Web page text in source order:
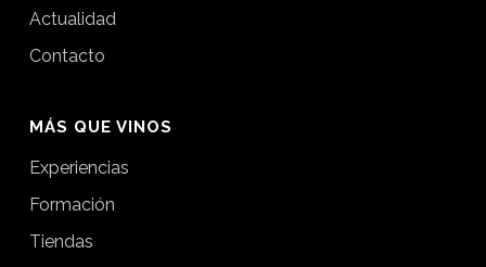
Actualidad
Contacto
MÁS QUE VINOS
Experiencias
Formación
Tiendas